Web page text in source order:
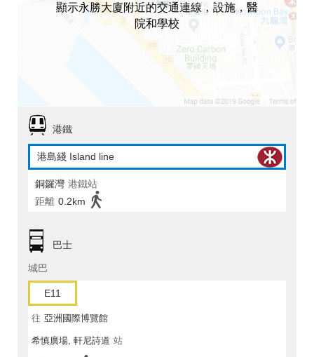
顯示永勝大廈附近的交通連線，設施，醫
院和學校
港鐵
港島綫 Island line
銅鑼灣 港鐵站
距離 0.2km
巴士
城巴
E11
往 亞洲國際博覽館
希慎廣場, 軒尼詩道 站